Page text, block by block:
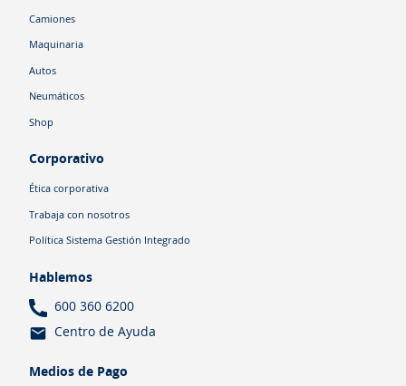
Camiones
Maquinaria
Autos
Neumáticos
Shop
Corporativo
Ética corporativa
Trabaja con nosotros
Política Sistema Gestión Integrado
Hablemos
600 360 6200
Centro de Ayuda
Medios de Pago